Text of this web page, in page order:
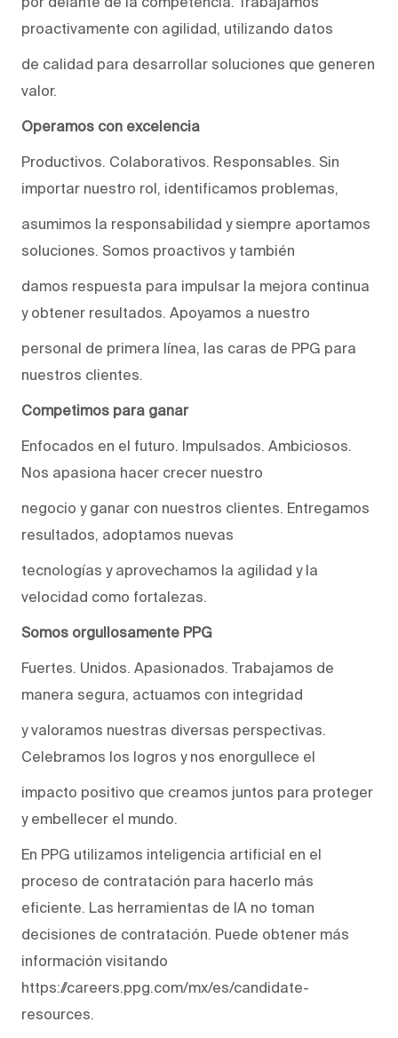
proactivamente con agilidad, utilizando datos
de calidad para desarrollar soluciones que generen
valor.
Operamos con excelencia
Productivos. Colaborativos. Responsables. Sin
importar nuestro rol, identificamos problemas,
asumimos la responsabilidad y siempre aportamos
soluciones. Somos proactivos y también
damos respuesta para impulsar la mejora continua
y obtener resultados. Apoyamos a nuestro
personal de primera línea, las caras de PPG para
nuestros clientes.
Competimos para ganar
Enfocados en el futuro. Impulsados. Ambiciosos.
Nos apasiona hacer crecer nuestro
negocio y ganar con nuestros clientes. Entregamos
resultados, adoptamos nuevas
tecnologías y aprovechamos la agilidad y la
velocidad como fortalezas.
Somos orgullosamente PPG
Fuertes. Unidos. Apasionados. Trabajamos de
manera segura, actuamos con integridad
y valoramos nuestras diversas perspectivas.
Celebramos los logros y nos enorgullece el
impacto positivo que creamos juntos para proteger
y embellecer el mundo.
En PPG utilizamos inteligencia artificial en el
proceso de contratación para hacerlo más
eficiente. Las herramientas de IA no toman
decisiones de contratación. Puede obtener más
información visitando
https://careers.ppg.com/mx/es/candidate-
resources.